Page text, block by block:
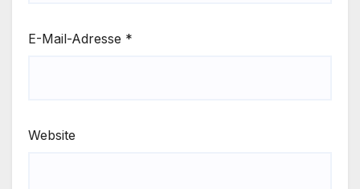
E-Mail-Adresse *
Website